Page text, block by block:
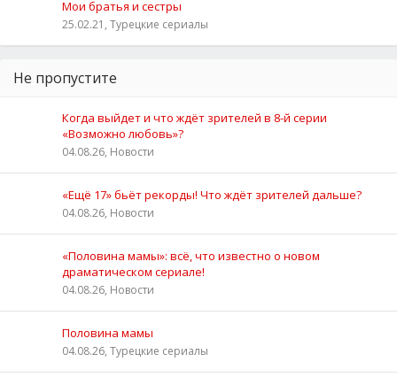
Мои братья и сестры
25.02.21, Турецкие сериалы
Не пропустите
Когда выйдет и что ждёт зрителей в 8-й серии
«Возможно любовь»?
04.08.26, Новости
«Ещё 17» бьёт рекорды! Что ждёт зрителей дальше?
04.08.26, Новости
«Половина мамы»: всё, что известно о новом
драматическом сериале!
04.08.26, Новости
Половина мамы
04.08.26, Турецкие сериалы